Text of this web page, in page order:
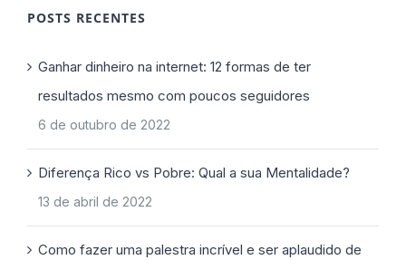
POSTS RECENTES
Ganhar dinheiro na internet: 12 formas de ter
resultados mesmo com poucos seguidores
6 de outubro de 2022
Diferença Rico vs Pobre: Qual a sua Mentalidade?
13 de abril de 2022
Como fazer uma palestra incrível e ser aplaudido de